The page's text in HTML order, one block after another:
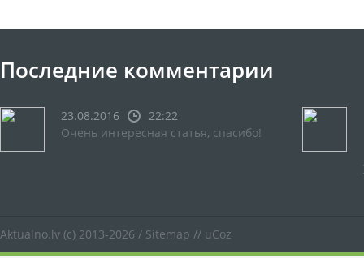
Последние комментарии
23.08.2016
22:22
Очень интересная статья, спасибо!
Aktualno.lv (c) 2013-2026 / Sitemap // uCoz